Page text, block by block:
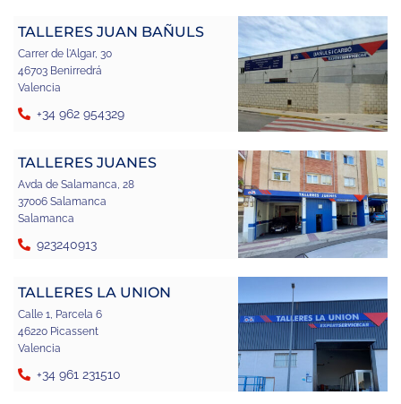
TALLERES JUAN BAÑULS
Carrer de l'Algar, 30
46703 Benirredrá
Valencia
+34 962 954329
TALLERES JUANES
Avda de Salamanca, 28
37006 Salamanca
Salamanca
923240913
TALLERES LA UNION
Calle 1, Parcela 6
46220 Picassent
Valencia
+34 961 231510